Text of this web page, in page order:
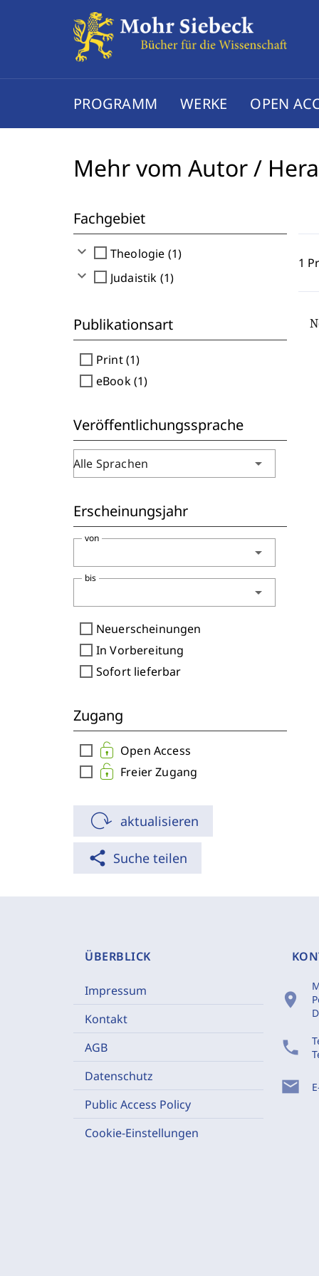
PROGRAMM WERKE OPEN
Mehr vom Autor /
Fachgebiet
expand_more check_box_outline_blank Theologie (1)
expand_more check_box_outline_blank Judaistik (1)
Publikationsart
check_box_outline_blank Print (1)
check_box_outline_blank eBook (1)
Veröffentlichungssprache
Alle Sprachen arrow_drop_down
Erscheinungsjahr
arrow_drop_down
von
arrow_drop_down
bis
check_box_outline_blank Neuerscheinungen
check_box_outline_blank In Vorbereitung
check_box_outline_blank Sofort lieferbar
Zugang
check_box_outline_blank Open Access
check_box_outline_blank Freier Zugang
aktualisieren
share Suche teilen
1
ÜBERBLICK
Impressum
Kontakt
AGB
Datenschutz
Public Access Policy
Cookie-Einstellungen
location_on
phone
mail